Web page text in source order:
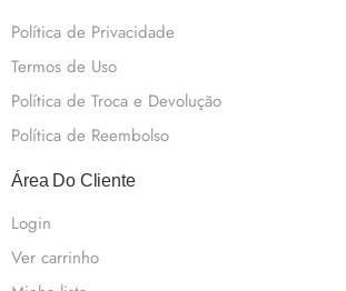
Política de Privacidade
Termos de Uso
Política de Troca e Devolução
Política de Reembolso
Área Do Cliente
Login
Ver carrinho